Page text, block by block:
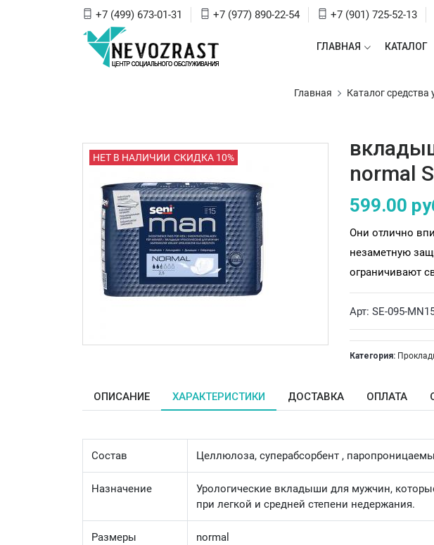
+7 (499) 673-01-31 +7 (977) 890-22-54 +7 (901) 725-52-13
ГЛАВНАЯ КАТАЛОГ
Главная Каталог средства
НЕТ В НАЛИЧИИ СКИДКА 10%
normal
599.00
Они отлично
незаметную
ограничивают
Арт: SE-095-
Категория:
ОПИСАНИЕ ХАРАКТЕРИСТИКИ ДОСТАВКА ОПЛАТА
Состав Целлюлоза, суперабсорбент ,
Назначение
Урологические вкладыши для мужчин,
при легкой и средней степени недержания.
Размеры normal